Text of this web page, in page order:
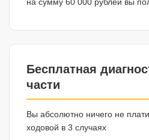
Бесплатная
части
Вы абсолютно ничего не
ходовой в 3 случаях